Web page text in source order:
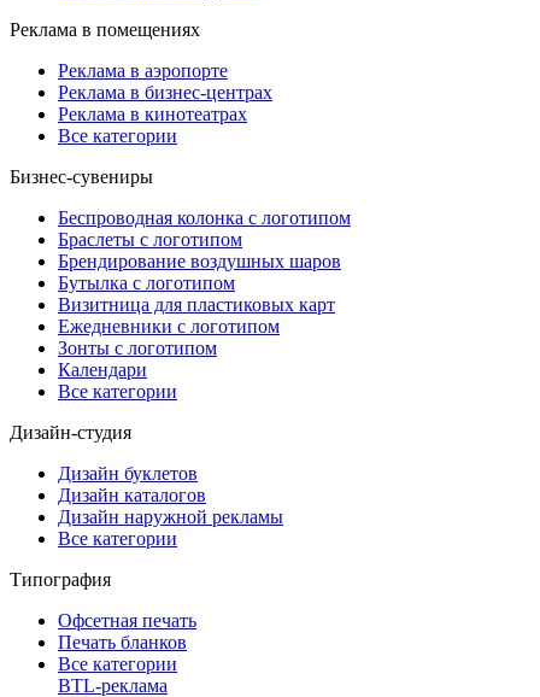
Реклама в помещениях
Реклама в аэропорте
Реклама в бизнес-центрах
Реклама в кинотеатрах
Все категории
Бизнес-сувениры
Беспроводная колонка с логотипом
Браслеты с логотипом
Брендирование воздушных шаров
Бутылка с логотипом
Визитница для пластиковых карт
Ежедневники с логотипом
Зонты с логотипом
Календари
Все категории
Дизайн-студия
Дизайн буклетов
Дизайн каталогов
Дизайн наружной рекламы
Все категории
Типография
Офсетная печать
Печать бланков
Все категории
BTL-реклама